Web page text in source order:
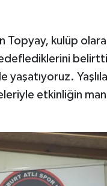
Topyay, kulüp
etkinliğin